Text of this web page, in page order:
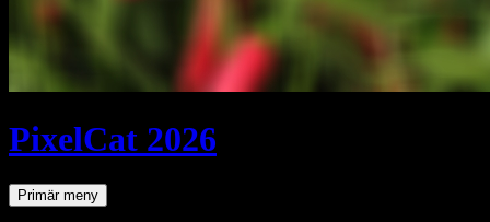
PixelCat 2026
SökPrimär meny Gå
till